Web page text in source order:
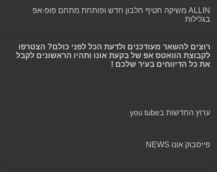
ALLIN משיקה חטיף חלבון חדש ופותחת מתחם פופ-אפ
בגלילות
רוצים להשאר מעודכנים ולדעת הכל לפני כולם? הצטרפו
לקבוצת הוואטס אפ של בקעת אונו ותהיו הראשונים לקבל
את כל הדיווחים בעיר שלכם !
ערוץ החדשות בyou tube
פייסבוק אונו NEWS